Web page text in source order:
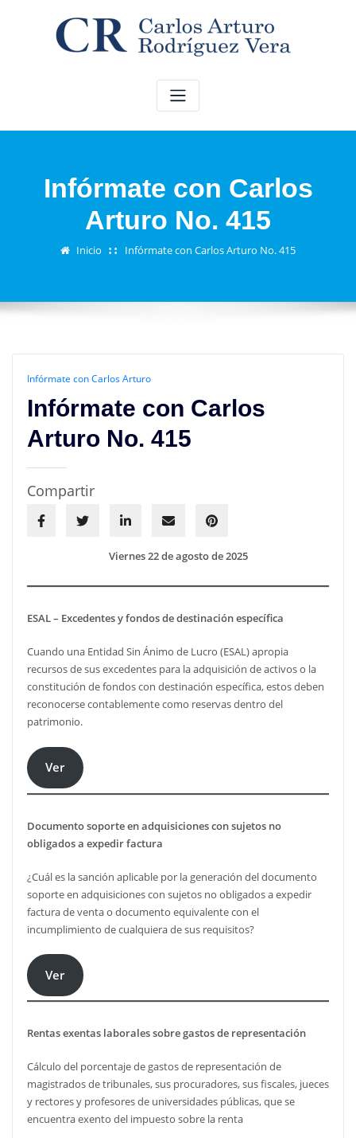
Infórmate con Carlos
Arturo No. 415
Inicio Infórmate con Carlos Arturo No. 415
Infórmate con Carlos Arturo
Infórmate con Carlos
Arturo No. 415
Compartir
Viernes 22 de agosto de 2025
ESAL – Excedentes y fondos de destinación específica
Cuando una Entidad Sin Ánimo de Lucro (ESAL) apropia
recursos de sus excedentes para la adquisición de activos o la
constitución de fondos con destinación específica, estos deben
reconocerse contablemente como reservas dentro del
patrimonio.
Ver
Documento soporte en adquisiciones con sujetos no
obligados a expedir factura
¿Cuál es la sanción aplicable por la generación del documento
soporte en adquisiciones con sujetos no obligados a expedir
factura de venta o documento equivalente con el
incumplimiento de cualquiera de sus requisitos?
Ver
Rentas exentas laborales sobre gastos de representación
Cálculo del porcentaje de gastos de representación de
magistrados de tribunales, sus procuradores, sus fiscales, jueces
y rectores y profesores de universidades públicas, que se
encuentra exento del impuesto sobre la renta